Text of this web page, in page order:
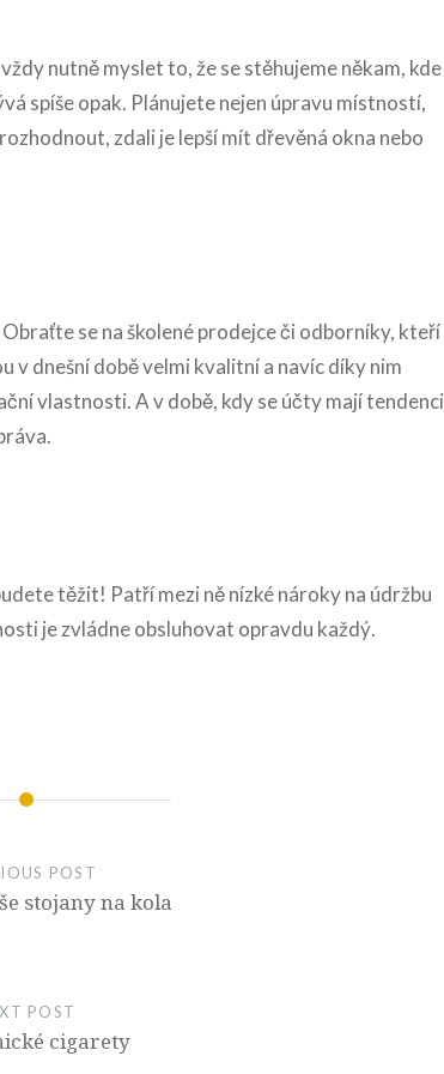
nutně myslet to, že se stěhujeme někam, kde
spíše opak. Plánujete nejen úpravu místností,
zdali je lepší mít dřevěná okna nebo
se na školené prodejce či odborníky, kteří
v dnešní době velmi kvalitní a navíc díky nim
vlastnosti. A v době, kdy se účty mají tendenci
těžit! Patří mezi ně nízké nároky na údržbu
je zvládne obsluhovat opravdu každý.
POST
stojany na kola
POST
cigarety